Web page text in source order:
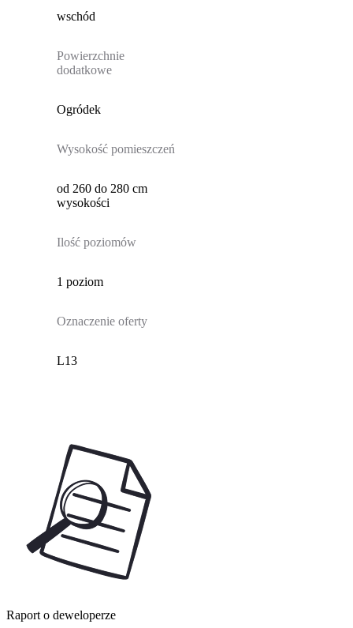
wschód
Powierzchnie
dodatkowe
Ogródek
Wysokość pomieszczeń
od 260 do 280 cm
wysokości
Ilość poziomów
1 poziom
Oznaczenie oferty
L13
Raport o deweloperze